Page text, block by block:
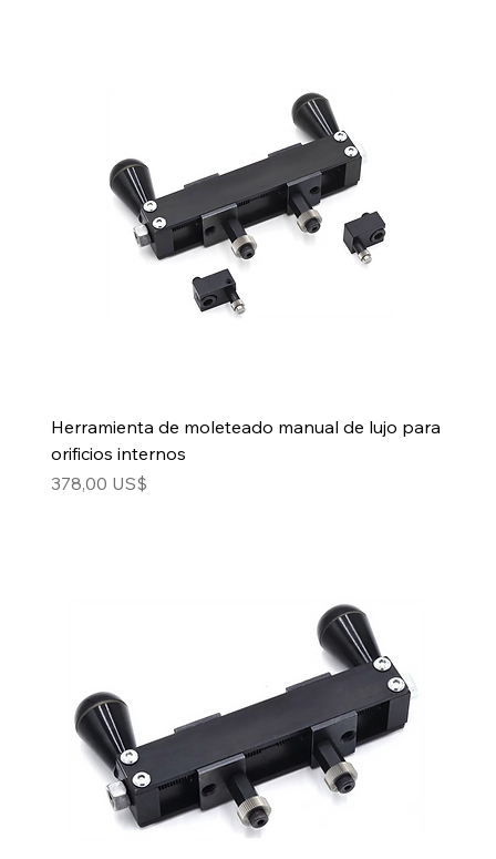
Herramienta de moleteado manual de lujo para
orificios internos
Precio
378,00 US$